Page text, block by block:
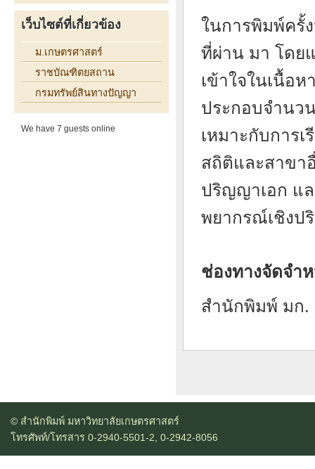
เว็บไซต์ที่เกี่ยวข้อง
ม.เกษตรศาสตร์
ราชบัณฑิตยสถาน
กรมทรัพย์สินทางปัญญา
We have 7 guests online
ในการพิมพ์ครั้
ที่ผ่าน มา โดย
เข้าใจในเนื้อ
ประกอบจำนว
เหมาะกับการ
สถิติและสาขา
ปริญญาเอก แ
พยากรณ์เชิงป
ช่องทางจัดจำ
สำนักพิมพ์ มก.
© สำนักพิมพ์ มหาวิทยาลัยเกษตรศาสตร์
โทรศัพท์/โทรสาร 0-2940-5501-2, 0-2942-8056